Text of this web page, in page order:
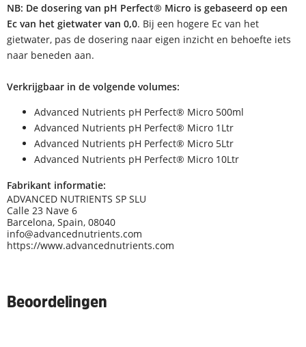
NB: De dosering van pH Perfect® Micro is gebaseerd op een
Ec van het gietwater van 0,0. Bij een hogere Ec van het
gietwater, pas de dosering naar eigen inzicht en behoefte iets
naar beneden aan.
Verkrijgbaar in de volgende volumes:
Advanced Nutrients pH Perfect® Micro 500ml
Advanced Nutrients pH Perfect® Micro 1Ltr
Advanced Nutrients pH Perfect® Micro 5Ltr
Advanced Nutrients pH Perfect® Micro 10Ltr
Fabrikant informatie:
ADVANCED NUTRIENTS SP SLU
Calle 23 Nave 6
Barcelona, Spain, 08040
info@advancednutrients.com
https://www.advancednutrients.com
Beoordelingen